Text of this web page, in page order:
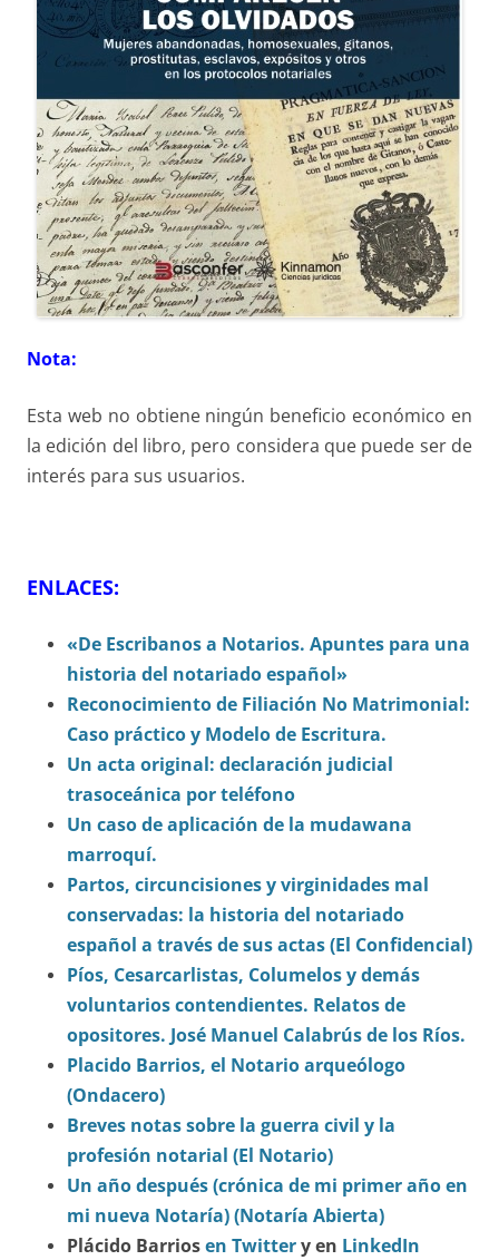
Nota:
Esta web no obtiene ningún beneficio económico en
la edición del libro, pero considera que puede ser de
interés para sus usuarios.
ENLACES:
«De Escribanos a Notarios. Apuntes para una
historia del notariado español»
Reconocimiento de Filiación No Matrimonial:
Caso práctico y Modelo de Escritura.
Un acta original: declaración judicial
trasoceánica por teléfono
Un caso de aplicación de la mudawana
marroquí.
Partos, circuncisiones y virginidades mal
conservadas: la historia del notariado
español a través de sus actas (El Confidencial)
Píos, Cesarcarlistas, Columelos y demás
voluntarios contendientes. Relatos de
opositores. José Manuel Calabrús de los Ríos.
Placido Barrios, el Notario arqueólogo
(Ondacero)
Breves notas sobre la guerra civil y la
profesión notarial (El Notario)
Un año después (crónica de mi primer año en
mi nueva Notaría) (Notaría Abierta)
Plácido Barriosen Twittery en LinkedIn